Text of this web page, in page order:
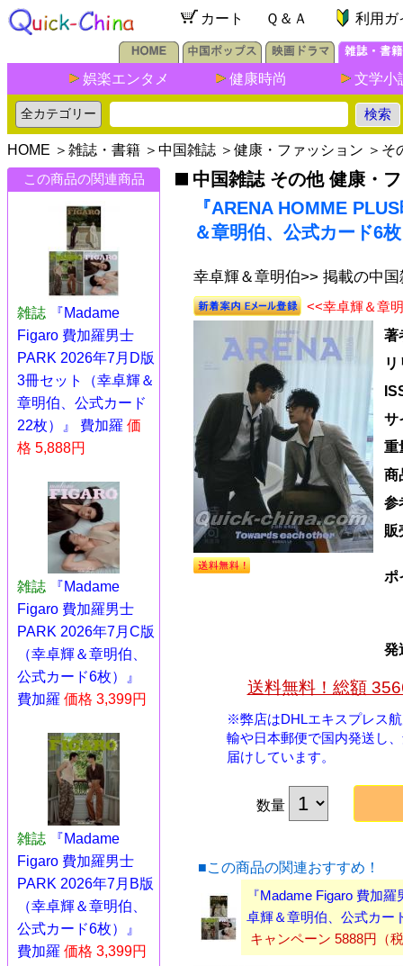
カート Ｑ＆Ａ 利用ガ
娯楽エンタメ 健康時尚 文学小
HOME ＞ 雑誌・書籍 ＞ 中国雑誌 ＞ 健康・ファッション ＞ そ
この商品の関連商品
雑誌
『Madame
Figaro 費加羅男士
PARK 2026年7月D版
3冊セット（幸卓輝＆
章明伯、公式カード
22枚）』 費加羅 価
格 5,888円
雑誌
『Madame
Figaro 費加羅男士
PARK 2026年7月C版
（幸卓輝＆章明伯、
公式カード6枚）』
費加羅 価格 3,399円
雑誌
『Madame
Figaro 費加羅男士
PARK 2026年7月B版
（幸卓輝＆章明伯、
公式カード6枚）』
費加羅 価格 3,399円
中国雑誌 その他 健康・
『ARENA HOMME
＆章明伯、公式カード6
幸卓輝＆章明伯>> 掲載の中
<<幸卓輝＆章
著
サ
重
商
参
販
ポ
発
送料無料！総額
※弊店はDHLエキスプレス
輸や日本郵便で国内発送し
届けしています。
数量
■この商品の関連おすすめ！
『Madame Figaro 費加
卓輝＆章明伯、公式カー
キャンペーン 5888円（